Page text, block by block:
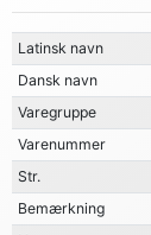
Latinsk navn
Dansk navn
Varegruppe
Varenummer
Str.
Bemærkning